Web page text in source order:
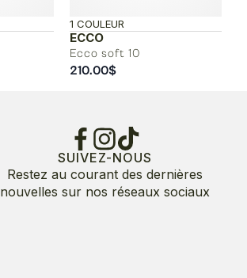
ECCO
Ecco soft 10
1 COULEUR
210.00$
SUIVEZ-NOUS
Restez au courant des dernières
nouvelles sur nos réseaux sociaux